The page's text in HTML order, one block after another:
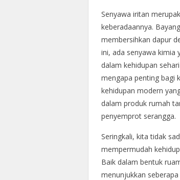
Senyawa iritan
keberadaannya.
membersihkan dapur
ini, ada senyawa kimia
dalam kehidupan
mengapa penting bagi
kehidupan modern
dalam produk rumah
penyemprot serangga.
Seringkali, kita tidak
mempermudah
Baik dalam bentuk
menunjukkan